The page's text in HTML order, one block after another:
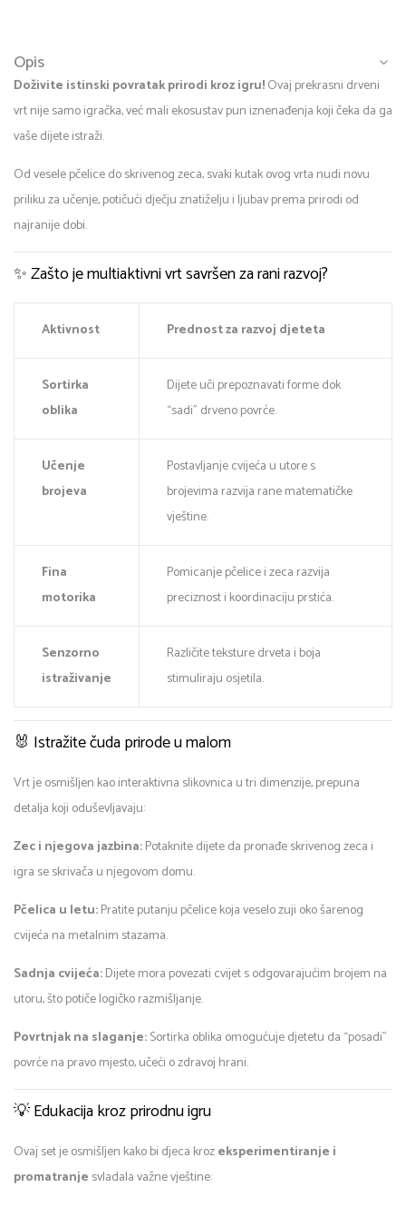
Opis
Doživite istinski povratak prirodi kroz igru!Ovaj prekrasni drveni
vrt nije samo igračka, već mali ekosustav pun iznenađenja koji čeka da ga
vaše dijete istraži.
Od vesele pčelice do skrivenog zeca, svaki kutak ovog vrta nudi novu
priliku za učenje, potičući dječju znatiželju i ljubav prema prirodi od
najranije dobi.
✨ Zašto je multiaktivni vrt savršen za rani razvoj?
Aktivnost Prednost za razvoj djeteta
Sortirka
oblika
Dijete uči prepoznavati forme dok
“sadi” drveno povrće.
Učenje
brojeva
Postavljanje cvijeća u utore s
brojevima razvija rane matematičke
vještine.
Fina
motorika
Pomicanje pčelice i zeca razvija
preciznost i koordinaciju prstića.
Senzorno
istraživanje
Različite teksture drveta i boja
stimuliraju osjetila.
🐰 Istražite čuda prirode u malom
Vrt je osmišljen kao interaktivna slikovnica u tri dimenzije, prepuna
detalja koji oduševljavaju:
Zec i njegova jazbina:Potaknite dijete da pronađe skrivenog zeca i
igra se skrivača u njegovom domu.
Pčelica u letu:Pratite putanju pčelice koja veselo zuji oko šarenog
cvijeća na metalnim stazama.
Sadnja cvijeća:Dijete mora povezati cvijet s odgovarajućim brojem na
utoru, što potiče logičko razmišljanje.
Povrtnjak na slaganje:Sortirka oblika omogućuje djetetu da “posadi”
povrće na pravo mjesto, učeći o zdravoj hrani.
💡 Edukacija kroz prirodnu igru
Ovaj set je osmišljen kako bi djeca krozeksperimentiranje i
promatranje svladala važne vještine: